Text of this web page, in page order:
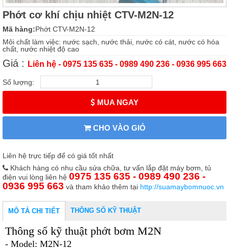
Phớt cơ khí chịu nhiệt CTV-M2N-12
Mã hàng:Phớt CTV-M2N-12
Môi chất làm việc: nước sạch, nước thải, nước có cát, nước có hóa
chất, nước nhiệt độ cao
Giá : Liên hệ - 0975 135 635 - 0989 490 236 - 0936 995 663
Số lượng:
MUA NGAY
CHO VÀO GIỎ
Liên hệ trực tiếp để có giá tốt nhất
Khách hàng có nhu cầu sửa chữa, tư vấn lắp đặt máy bơm, tủ
điện vui lòng liên hệ 0975 135 635 - 0989 490 236 -
0936 995 663 và tham khảo thêm tại http://suamaybomnuoc.vn
MÔ TẢ CHI TIẾT THÔNG SỐ KỸ THUẬT
Thông số kỹ thuật phớt bơm M2N
- Model: M2N-12